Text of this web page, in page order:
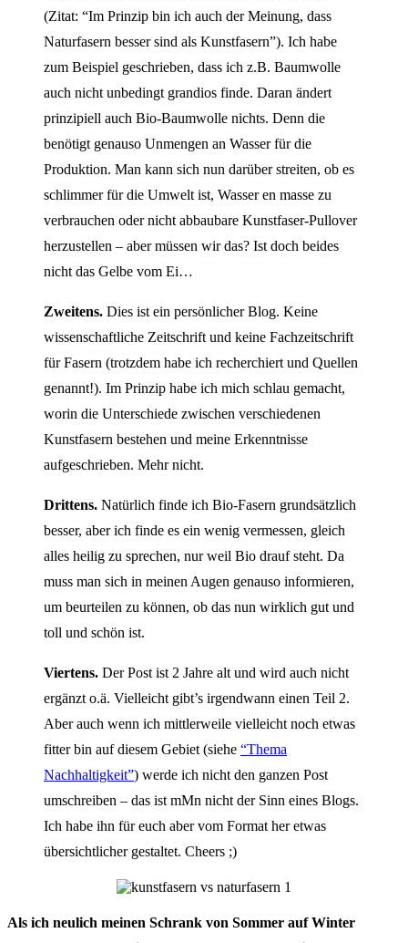
(Zitat: “Im Prinzip bin ich auch der Meinung, dass
Naturfasern besser sind als Kunstfasern”). Ich habe
zum Beispiel geschrieben, dass ich z.B. Baumwolle
auch nicht unbedingt grandios finde. Daran ändert
prinzipiell auch Bio-Baumwolle nichts. Denn die
benötigt genauso Unmengen an Wasser für die
Produktion. Man kann sich nun darüber streiten, ob es
schlimmer für die Umwelt ist, Wasser en masse zu
verbrauchen oder nicht abbaubare Kunstfaser-Pullover
herzustellen – aber müssen wir das? Ist doch beides
nicht das Gelbe vom Ei…
Zweitens. Dies ist ein persönlicher Blog. Keine
wissenschaftliche Zeitschrift und keine Fachzeitschrift
für Fasern (trotzdem habe ich recherchiert und Quellen
genannt!). Im Prinzip habe ich mich schlau gemacht,
worin die Unterschiede zwischen verschiedenen
Kunstfasern bestehen und meine Erkenntnisse
aufgeschrieben. Mehr nicht.
Drittens. Natürlich finde ich Bio-Fasern grundsätzlich
besser, aber ich finde es ein wenig vermessen, gleich
alles heilig zu sprechen, nur weil Bio drauf steht. Da
muss man sich in meinen Augen genauso informieren,
um beurteilen zu können, ob das nun wirklich gut und
toll und schön ist.
Viertens. Der Post ist 2 Jahre alt und wird auch nicht
ergänzt o.ä. Vielleicht gibt’s irgendwann einen Teil 2.
Aber auch wenn ich mittlerweile vielleicht noch etwas
fitter bin auf diesem Gebiet (siehe “Thema
Nachhaltigkeit”) werde ich nicht den ganzen Post
umschreiben – das ist mMn nicht der Sinn eines Blogs.
Ich habe ihn für euch aber vom Format her etwas
übersichtlicher gestaltet. Cheers ;)
Als ich neulich meinen Schrank von Sommer auf Winter